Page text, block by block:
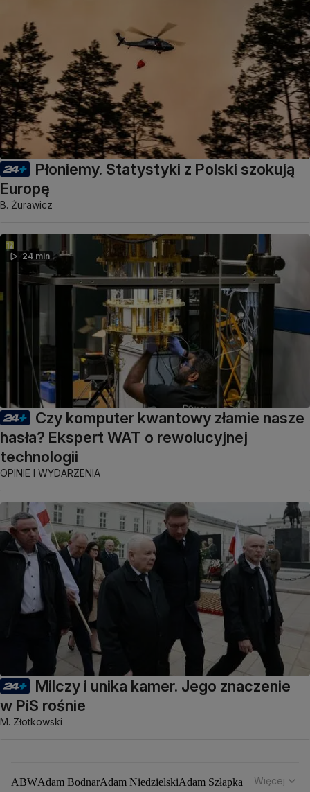
Płoniemy. Statystyki z Polski szokują
Europę
B. Żurawicz
24 min
Czy komputer kwantowy złamie nasze
hasła? Ekspert WAT o rewolucyjnej
technologii
OPINIE I WYDARZENIA
Milczy i unika kamer. Jego znaczenie
w PiS rośnie
M. Złotkowski
ABWAdam BodnarAdam NiedzielskiAdam Szłapka
Więcej